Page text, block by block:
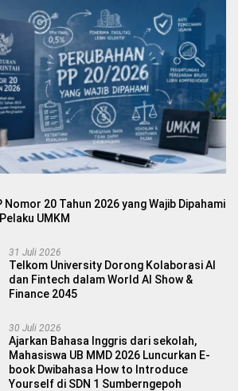
Nomor 20 Tahun 2026 yang Wajib Dipahami
UMKM
31 Juli 2026
Telkom University Dorong Kolaborasi AI
dan Fintech dalam World AI Show &
Finance 2045
30 Juli 2026
Ajarkan Bahasa Inggris dari sekolah,
Mahasiswa UB MMD 2026 Luncurkan E-
book Dwibahasa How to Introduce
Yourself di SDN 1 Sumberngepoh